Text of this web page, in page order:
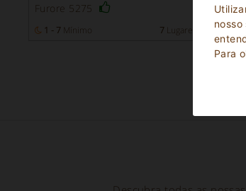
Para
Furore 5275
1 - 7 Mínimo 7 Lugares para dormir